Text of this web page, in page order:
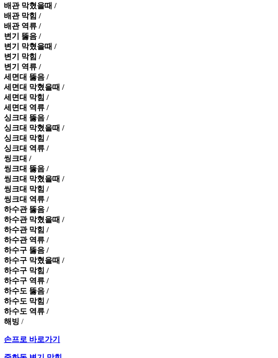
배관 막혔을때 /
배관 막힘 /
배관 역류 /
변기 뚫음 /
변기 막혔을때 /
변기 막힘 /
변기 역류 /
세면대 뚫음 /
세면대 막혔을때 /
세면대 막힘 /
세면대 역류 /
싱크대 뚫음 /
싱크대 막혔을때 /
싱크대 막힘 /
싱크대 역류 /
씽크대 /
씽크대 뚫음 /
씽크대 막혔을때 /
씽크대 막힘 /
씽크대 역류 /
하수관 뚫음 /
하수관 막혔을때 /
하수관 막힘 /
하수관 역류 /
하수구 뚫음 /
하수구 막혔을때 /
하수구 막힘 /
하수구 역류 /
하수도 뚫음 /
하수도 막힘 /
하수도 역류 /
해빙 /
손프로 바로가기